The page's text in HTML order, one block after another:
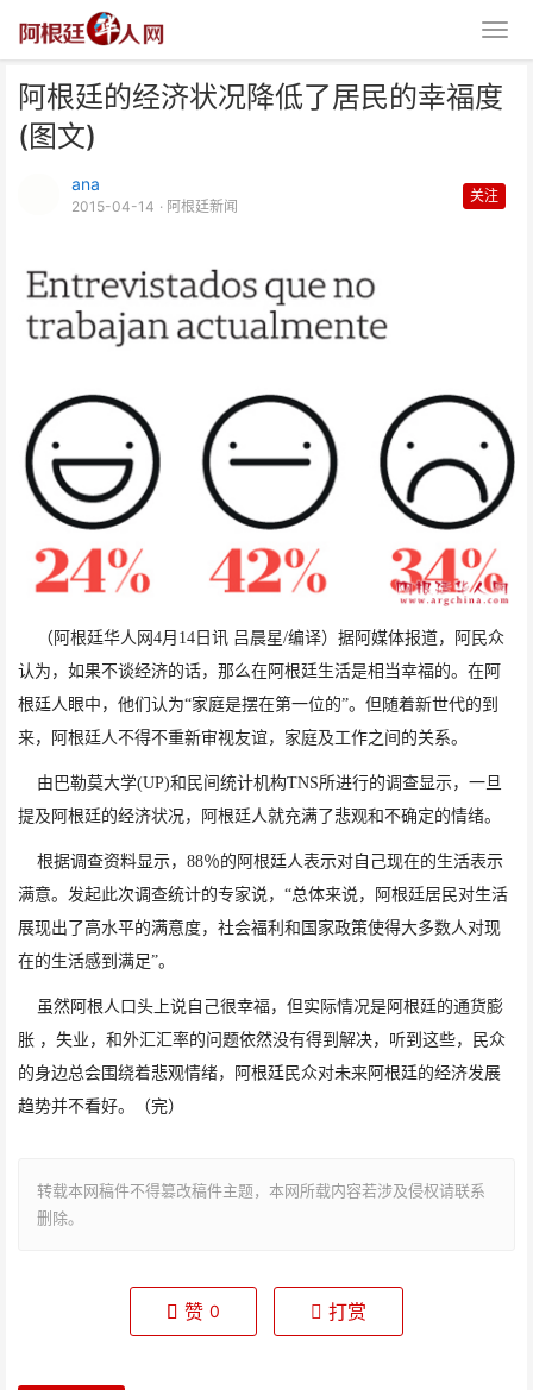
阿根廷的经济状况降低了居民的幸福度
(图文)
ana
2015-04-14 · 阿根廷新闻
关注
（阿根廷华人网4月14日讯 吕晨星/编译） 据阿媒体报道，
阿民众
认为，如果不谈经济的话，那么在阿根廷生活是相当幸福的。在阿
根廷人眼中，他们认为“家庭是摆在第一位的”。但随着新世代的到
来，阿根廷人不得不重新审视友谊，家庭及工作之间的关系。
由巴勒莫大学(UP)和民间统计机构TNS所进行的调查显示，一旦
提及阿根廷的经济状况，阿根廷人就充满了悲观和不确定的情绪。
根据调查资料显示， 88％的阿根廷人表示对自己现在的生活表示
满意。发起此次调查统计的专家说，“总体来说，阿根廷居民对生活
展现出了高水平的满意度，社会福利和国家政策使得大多数人对现
在的生活感到满足”。
虽然阿根人口头上说自己很幸福，但实际情况是阿根廷的通货膨
胀 ，失业，和外汇汇率的问题依然没有得到解决，听到这些，民众
的身边总会围绕着悲观情绪，阿根廷民众对未来阿根廷的经济发展
趋势并不看好。（完）
转载本网稿件不得篡改稿件主题，本网所载内容若涉及侵权请联系
删除。
阿根廷的经济状况降低了居民的幸
福度(图文)
赞 0 打赏